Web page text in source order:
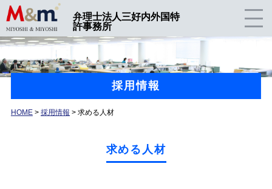
弁理士法人三好内外国特
許事務所
採用情報
HOME> 採用情報 > 求める人材
求める人材